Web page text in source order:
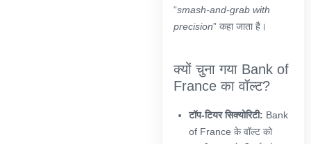
“smash-and-grab with
precision” कहा जाता है।
क्यों चुना गया Bank of
France का वॉल्ट?
टॉप-टियर सिक्योरिटी: Bank
of France के वॉल्ट को